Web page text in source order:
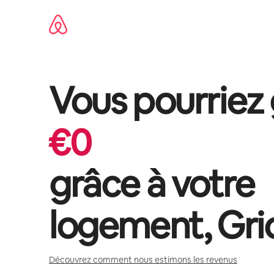
Vous
€0
grâce à votre
logement,
Découvrez comment nous estimons les revenus